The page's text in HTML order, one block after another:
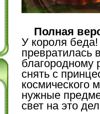
Полная
У короля
превратилась
благородному
снять с
космического
нужные
свет на это